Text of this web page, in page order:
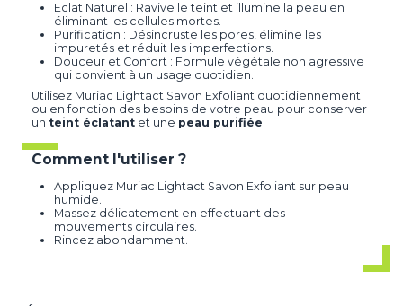
Eclat Naturel : Ravive le teint et illumine la peau en
éliminant les cellules mortes.
Purification : Désincruste les pores, élimine les
impuretés et réduit les imperfections.
Douceur et Confort : Formule végétale non agressive
qui convient à un usage quotidien.
Utilisez Muriac Lightact Savon Exfoliant quotidiennement
ou en fonction des besoins de votre peau pour conserver
un teint éclatant et une peau purifiée
Comment l'utiliser ?
Appliquez Muriac Lightact Savon Exfoliant sur peau
humide.
Massez délicatement en effectuant des
mouvements circulaires.
Rincez abondamment.